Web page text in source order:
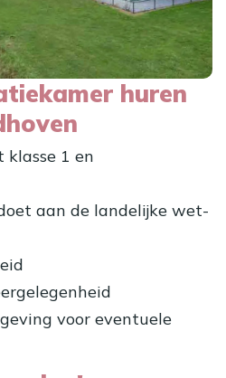
huren
klasse 1 en
aan de landelijke wet-
voor eventuele